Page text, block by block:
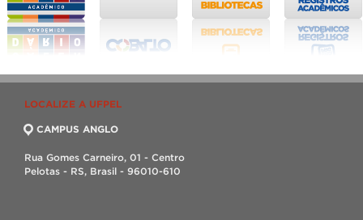
LOCALIZE A UFPEL
CAMPUS ANGLO
Rua Gomes Carneiro, 01 - Centro
Pelotas - RS, Brasil - 96010-610